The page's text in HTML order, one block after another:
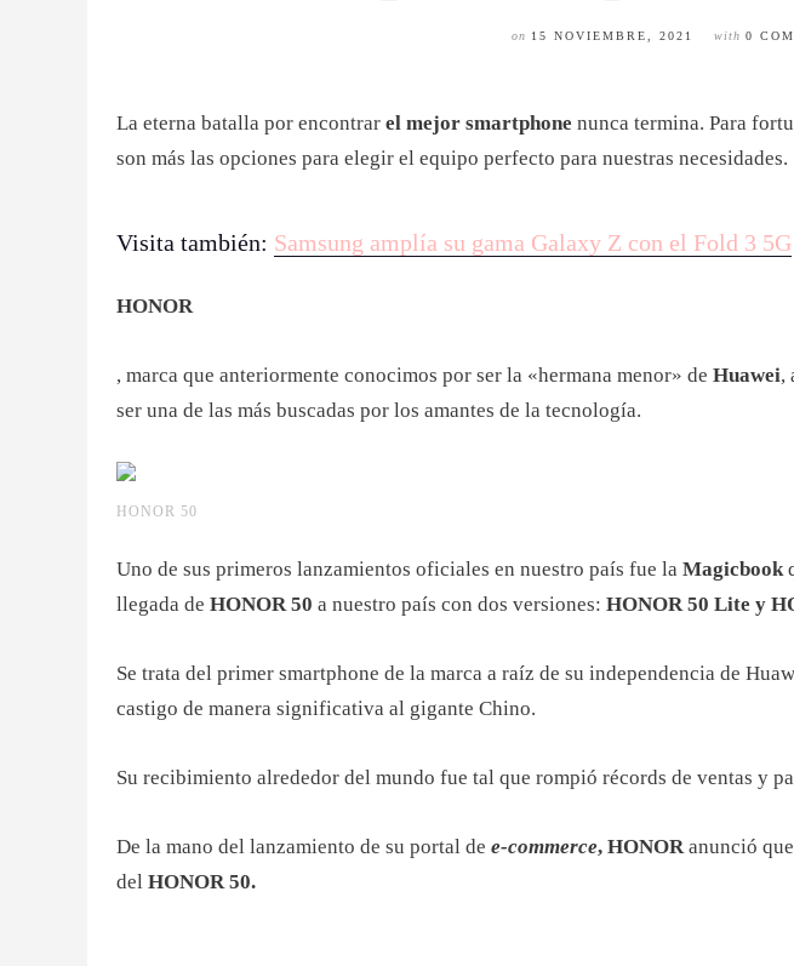
on 15 NOVIEMBRE, 2021 with 0
La eterna batalla por encontrar el mejor smartphone nunca termina. Para
son más las opciones para elegir el equipo perfecto para nuestras necesidades.
Visita también: Samsung amplía su gama Galaxy Z con el Fold 3 5G
HONOR
, marca que anteriormente conocimos por ser la «hermana menor» de Huawei,
ser una de las más buscadas por los amantes de la tecnología.
HONOR 50
Uno de sus primeros lanzamientos oficiales en nuestro país fue la Magicbook
llegada de HONOR 50 a nuestro país con dos versiones: HONOR 50 Lite y
Se trata del primer smartphone de la marca a raíz de su independencia de
castigo de manera significativa al gigante Chino.
Su recibimiento alrededor del mundo fue tal que rompió récords de ventas y
De la mano del lanzamiento de su portal de e-commerce, HONORanunció que
del HONOR 50.